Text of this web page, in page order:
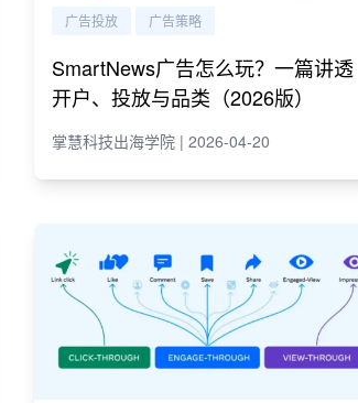
广告投放 广告策略
SmartNews广告怎么玩？一篇讲透
开户、投放与品类（2026版）
掌慧科技出海学院 | 2026-04-20